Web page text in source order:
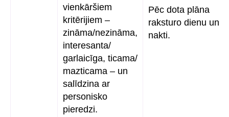
vienkāršiem
kritērijiem –
zināma/nezināma,
interesanta/
garlaicīga, ticama/
mazticama – un
salīdzina ar
personisko
pieredzi.
Pēc dota plāna
raksturo dienu un
nakti.